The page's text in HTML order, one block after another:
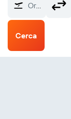
Origen?
Cerca